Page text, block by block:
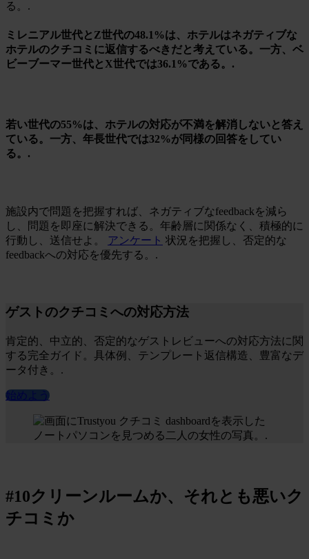
る。.
ミレニアル世代とZ世代の48.1%は、ホテルはネガティブな
ホテルのクチコミに返信するべきだと考えている。一方、ベ
ビーブーマー世代とX世代では36.1%である。.
若い世代の55%は、ホテルの対応が不満を解消しないと答え
ている。一方、年長世代では32%が同様の回答をしてい
る。.
施設内で問題を把握すれば、ネガティブなfeedbackを減ら
し、問題を即座に解決できる。年齢層に関係なく、積極的に
行動し、送信せよ。
アンケート 状況を把握し、否定的な
feedbackへの対応を優先する。.
ゲストのクチコミへの対応方法
肯定的、中立的、否定的なゲストレビューへの対応方法に関
する完全ガイド。具体例、テンプレート返信構造、豊富なデ
ータ付き。.
始めよう
#10クリーンルームか、それとも悪いク
チコミか